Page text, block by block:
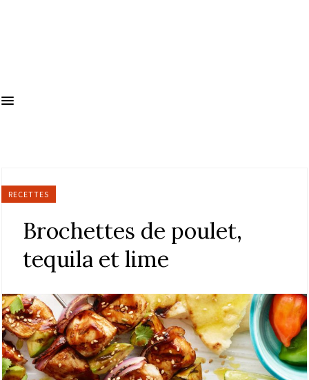
RECETTES
Brochettes de poulet,
tequila et lime